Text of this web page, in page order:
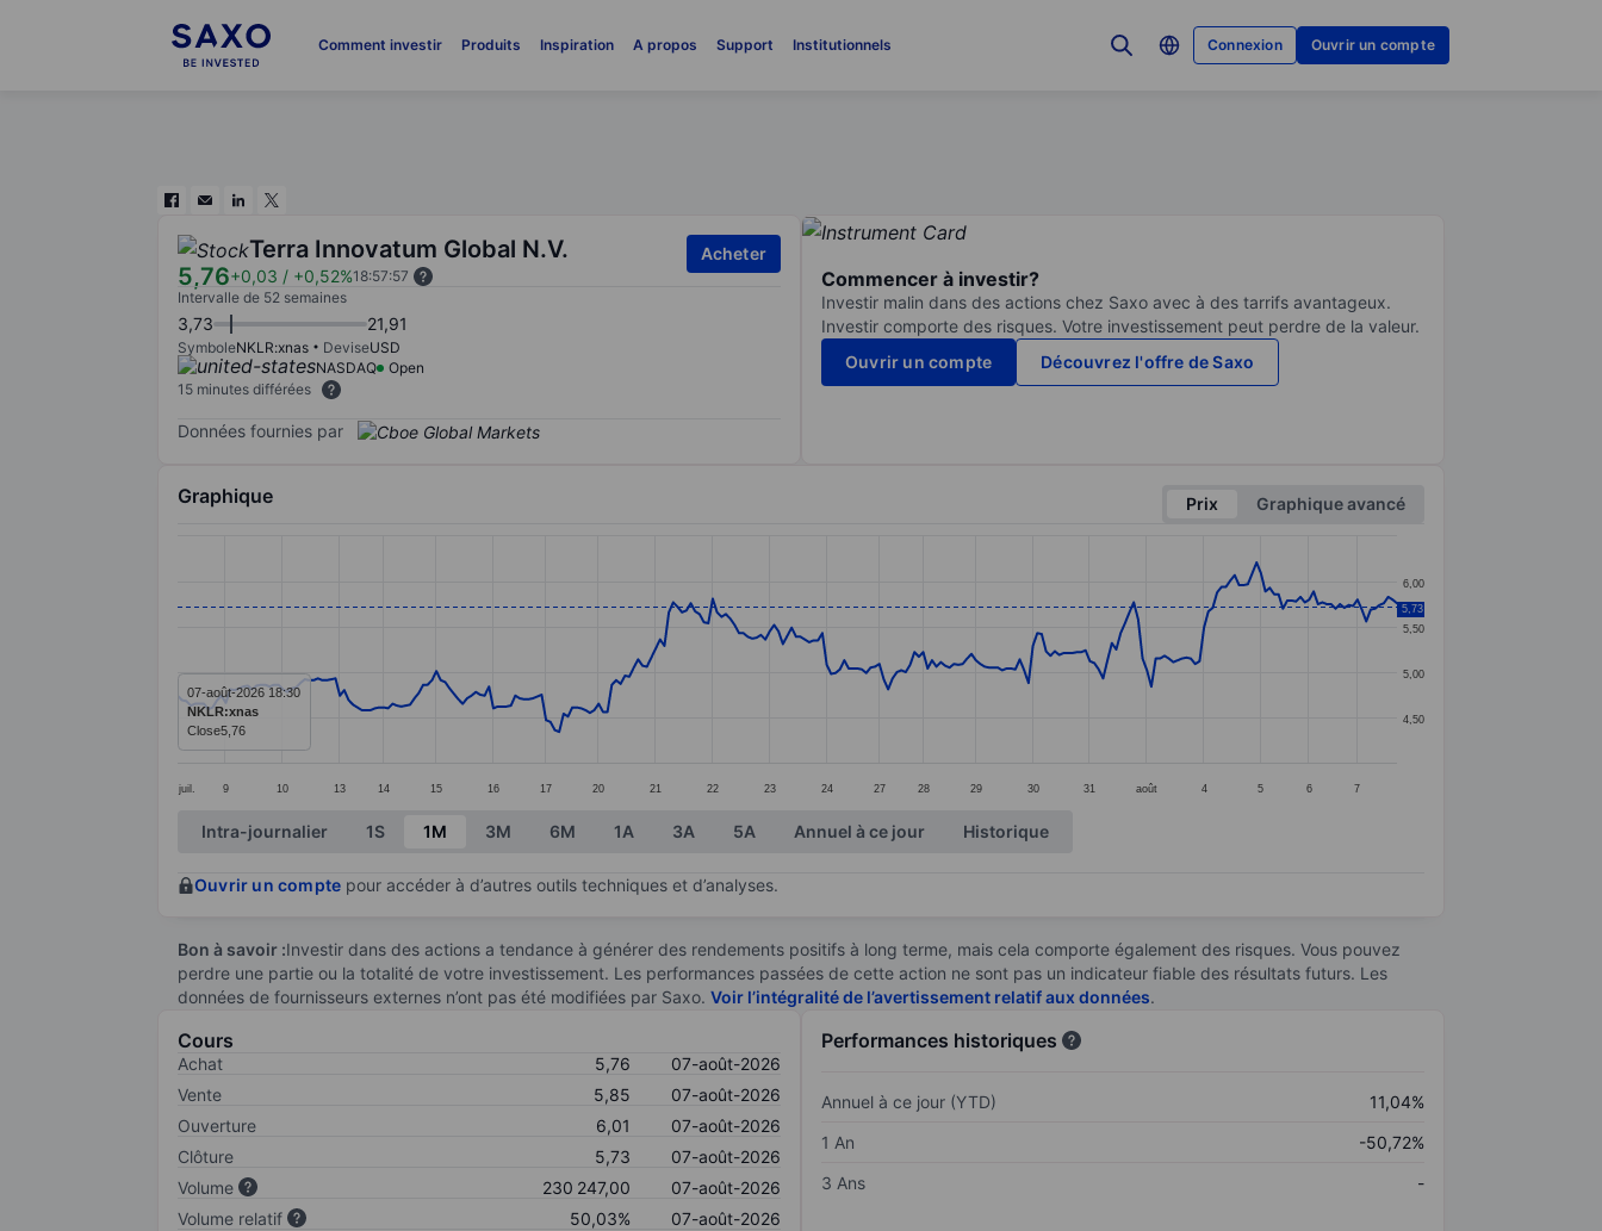
Comment investir Produits Inspiration A propos Support Institutionnels Connexion Ouvrir un compte
Terra Innovatum Global N.V.
5,76+0,03 / +0,52%18:57:57
Acheter
Intervalle de 52 semaines
3,73 21,91
SymboleNKLR:xnas DeviseUSD
NASDAQ
Open
15 minutes différées
Données fournies par
Commencer à investir?
Investir malin dans des actions chez Saxo avec à des tarrifs avantageux.
Investir comporte des risques. Votre investissement peut perdre de la valeur.
Ouvrir un compte
Découvrez l'offre de Saxo
Graphique Prix
Graphique avancé
The chart has 1 Y axis displaying values. Data ranges from 4.34 to 6.21.
juil. 9 10 13 14 15 16 17 20 21 22 23 24 27 28 29 30 31 août 4 5 6 7
4,50
5,00
5,50
6,00
5,73
07-août-2026 18:30
NKLR:xnas
Close5,76
End of interactive chart.
Intra-journalier 1S 1M 3M 6M 1A 3A 5A Annuel à ce jour Historique
Ouvrir un compte pour accéder à d’autres outils techniques et d’analyses.
Bon à savoir :Investir dans des actions a tendance à générer des rendements positifs à long terme, mais cela comporte également des risques. Vous pouvez
perdre une partie ou la totalité de votre investissement. Les performances passées de cette action ne sont pas un indicateur fiable des résultats futurs. Les
données de fournisseurs externes n’ont pas été modifiées par Saxo. Voir l’intégralité de l’avertissement relatif aux données.
Cours
Achat 5,76
07-août-2026
Vente
5,85
07-août-2026
Ouverture
6,01
07-août-2026
Clôture
5,73
07-août-2026
Volume
230 247,00
07-août-2026
Volume relatif
50,03%
07-août-2026
Performances historiques
Annuel à ce jour (YTD)
11,04%
1 An
-50,72%
3 Ans
-